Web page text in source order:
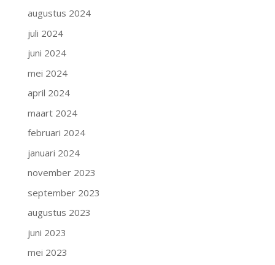
augustus 2024
juli 2024
juni 2024
mei 2024
april 2024
maart 2024
februari 2024
januari 2024
november 2023
september 2023
augustus 2023
juni 2023
mei 2023